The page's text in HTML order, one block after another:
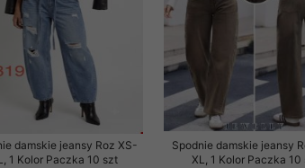
damskie jeansy Roz XS-
1 Kolor Paczka 10 szt
Spodnie damskie jeansy
XL, 1 Kolor Paczka 10